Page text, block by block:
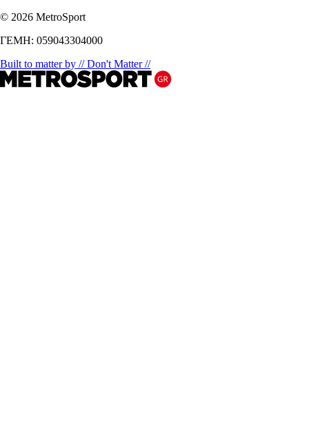
© 2026 MetroSport
ΓΕΜΗ: 059043304000
Built to matter by // Don't Matter //